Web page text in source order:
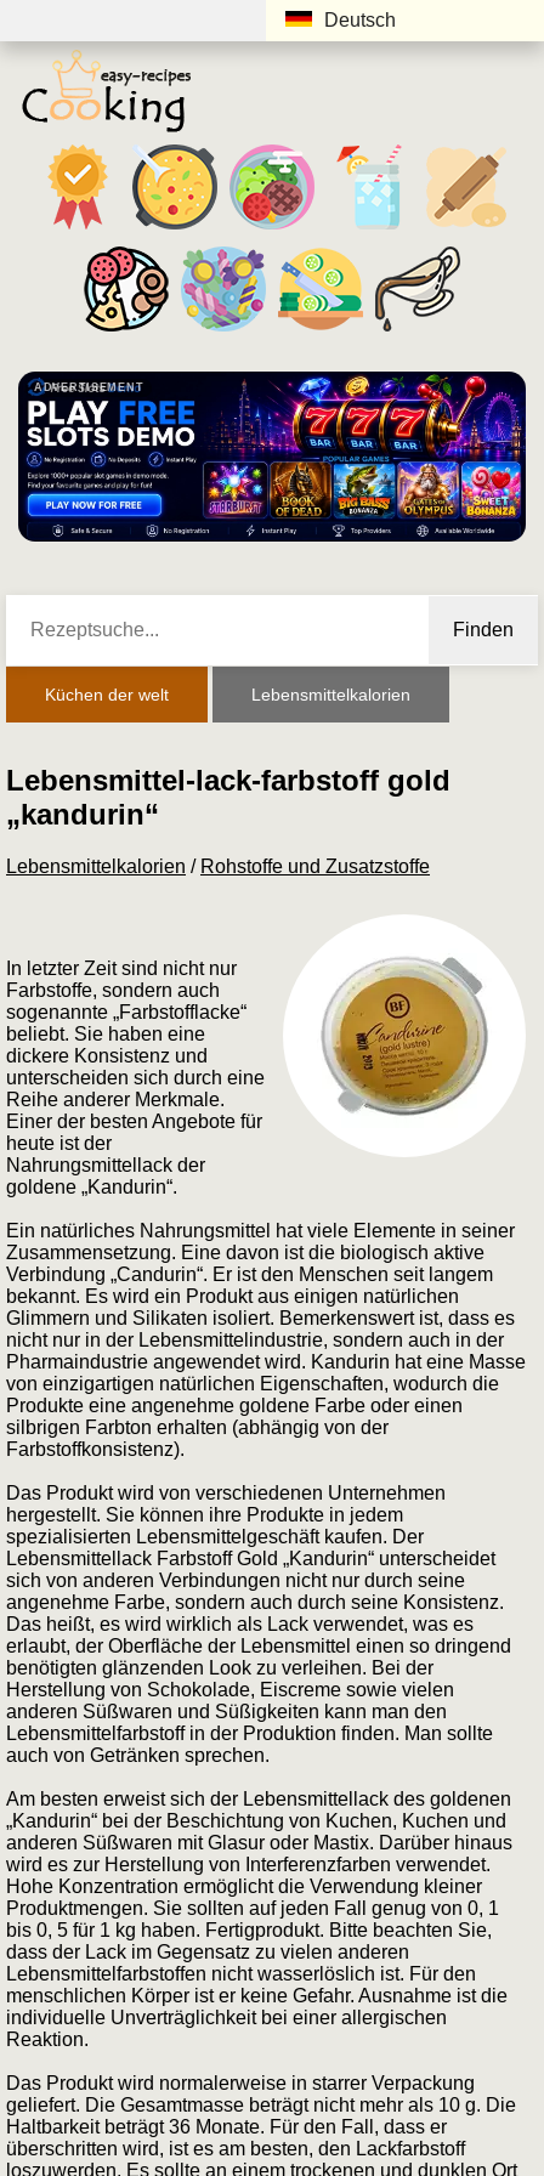
Deutsch
ADVERTISEMENT
Finden
Küchen der welt Lebensmittelkalorien
Lebensmittel-lack-farbstoff gold
„kandurin“
Lebensmittelkalorien / Rohstoffe und Zusatzstoffe
In letzter Zeit sind nicht nur
Farbstoffe, sondern auch
sogenannte „Farbstofflacke“
beliebt. Sie haben eine
dickere Konsistenz und
unterscheiden sich durch eine
Reihe anderer Merkmale.
Einer der besten Angebote für
heute ist der
Nahrungsmittellack der
goldene „Kandurin“.
Ein natürliches Nahrungsmittel hat viele Elemente in seiner
Zusammensetzung. Eine davon ist die biologisch aktive
Verbindung „Candurin“. Er ist den Menschen seit langem
bekannt. Es wird ein Produkt aus einigen natürlichen
Glimmern und Silikaten isoliert. Bemerkenswert ist, dass es
nicht nur in der Lebensmittelindustrie, sondern auch in der
Pharmaindustrie angewendet wird. Kandurin hat eine Masse
von einzigartigen natürlichen Eigenschaften, wodurch die
Produkte eine angenehme goldene Farbe oder einen
silbrigen Farbton erhalten (abhängig von der
Farbstoffkonsistenz).
Das Produkt wird von verschiedenen Unternehmen
hergestellt. Sie können ihre Produkte in jedem
spezialisierten Lebensmittelgeschäft kaufen. Der
Lebensmittellack Farbstoff Gold „Kandurin“ unterscheidet
sich von anderen Verbindungen nicht nur durch seine
angenehme Farbe, sondern auch durch seine Konsistenz.
Das heißt, es wird wirklich als Lack verwendet, was es
erlaubt, der Oberfläche der Lebensmittel einen so dringend
benötigten glänzenden Look zu verleihen. Bei der
Herstellung von Schokolade, Eiscreme sowie vielen
anderen Süßwaren und Süßigkeiten kann man den
Lebensmittelfarbstoff in der Produktion finden. Man sollte
auch von Getränken sprechen.
Am besten erweist sich der Lebensmittellack des goldenen
„Kandurin“ bei der Beschichtung von Kuchen, Kuchen und
anderen Süßwaren mit Glasur oder Mastix. Darüber hinaus
wird es zur Herstellung von Interferenzfarben verwendet.
Hohe Konzentration ermöglicht die Verwendung kleiner
Produktmengen. Sie sollten auf jeden Fall genug von 0, 1
bis 0, 5 für 1 kg haben. Fertigprodukt. Bitte beachten Sie,
dass der Lack im Gegensatz zu vielen anderen
Lebensmittelfarbstoffen nicht wasserlöslich ist. Für den
menschlichen Körper ist er keine Gefahr. Ausnahme ist die
individuelle Unverträglichkeit bei einer allergischen
Reaktion.
Das Produkt wird normalerweise in starrer Verpackung
geliefert. Die Gesamtmasse beträgt nicht mehr als 10 g. Die
Haltbarkeit beträgt 36 Monate. Für den Fall, dass er
überschritten wird, ist es am besten, den Lackfarbstoff
loszuwerden. Es sollte an einem trockenen und dunklen Ort